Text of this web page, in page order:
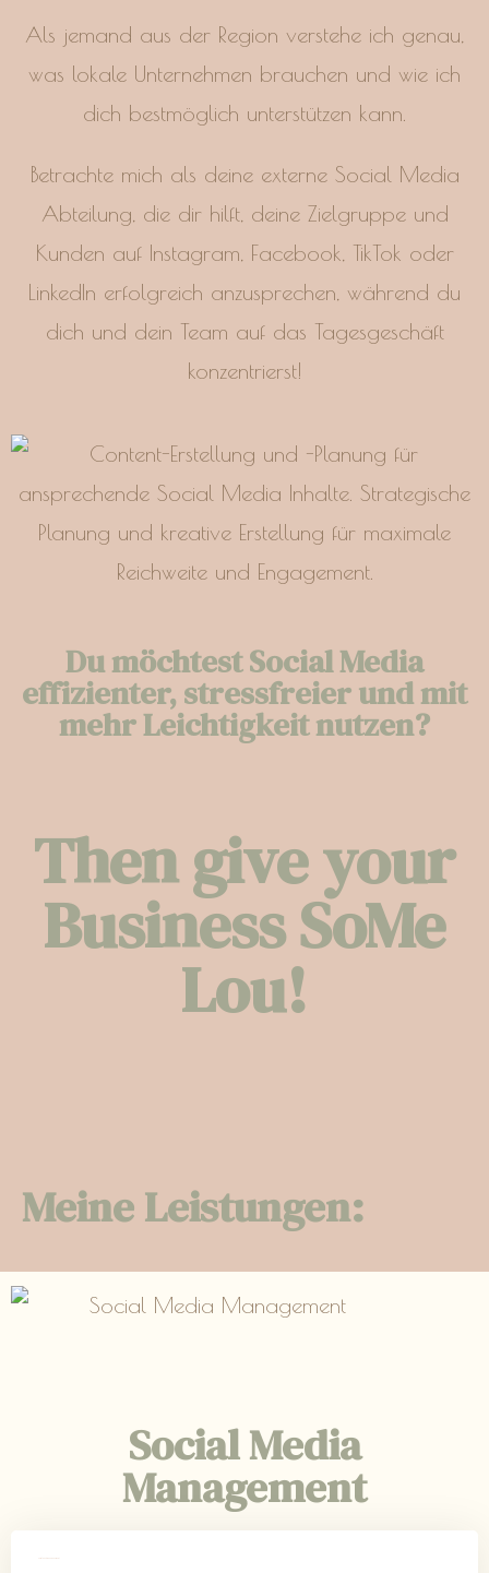
Als jemand aus der Region verstehe ich genau,
was lokale Unternehmen brauchen und wie ich
dich bestmöglich unterstützen kann.
Betrachte mich als deine externe Social Media
Abteilung, die dir hilft, deine Zielgruppe und
Kunden auf Instagram, Facebook, TikTok oder
LinkedIn erfolgreich anzusprechen, während du
dich und dein Team auf das Tagesgeschäft
konzentrierst!
Du möchtest Social Media
effizienter, stressfreier und mit
mehr Leichtigkeit nutzen?
Then give your
Business SoMe
Lou!
Meine Leistungen:
Social Media
Management